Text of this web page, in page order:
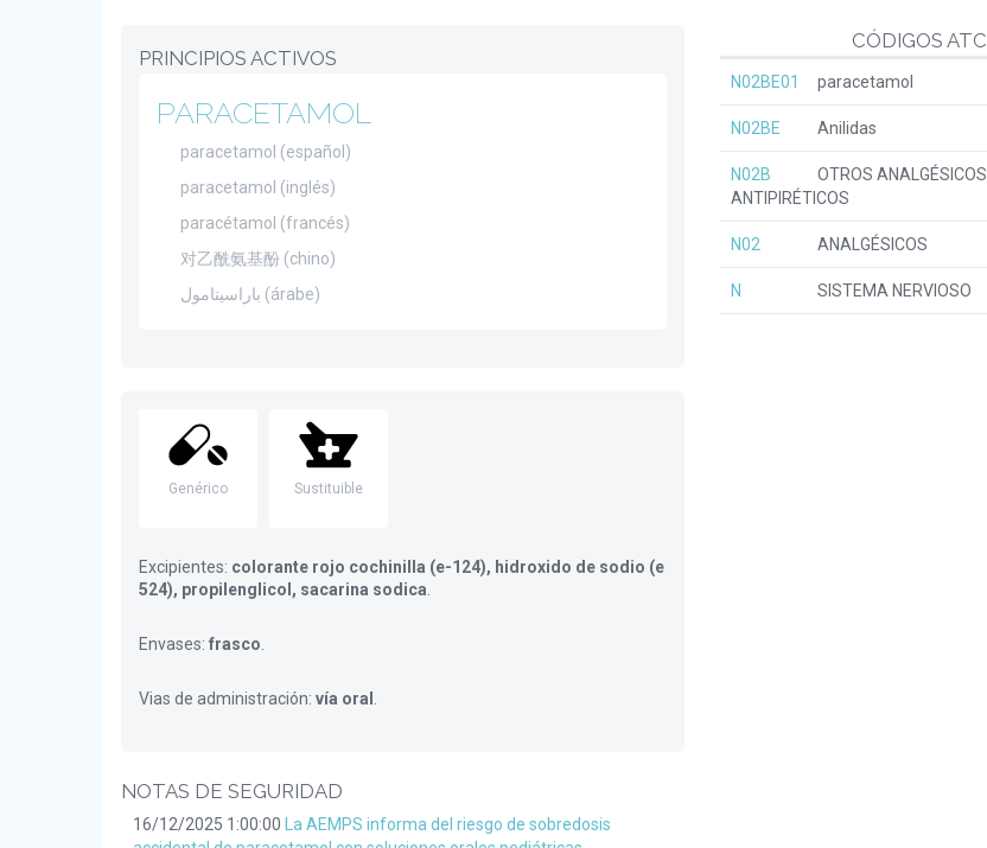
CÓDIGOS ATC
N02BE01 paracetamol
N02BE Anilidas
N02B
OTROS
ANTIPIRÉTICOS
N02 ANALGÉSICOS
N SISTEMA NERVIOSO
PRINCIPIOS ACTIVOS
PARACETAMOL
paracetamol (español)
paracetamol (inglés)
paracétamol (francés)
对乙酰氨基酚 (chino)
باراسيتامول (árabe)
Genérico Sustituible
Excipientes: colorante rojo cochinilla (e-124), hidroxido de sodio (e
524), propilenglicol, sacarina sodica
Envases: frasco
Vias de administración: vía oral
NOTAS DE SEGURIDAD
16/12/2025 1:00:00
La AEMPS informa del riesgo de sobredosis